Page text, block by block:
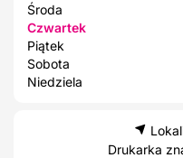
Środa
Czwartek
Piątek
Sobota
Niedziela
Drukarka